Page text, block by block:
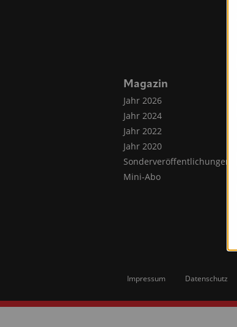
Magazin
Jahr 2026
Jahr 2024
Jahr 2022
Jahr 2020
Sonderveröffentlichungen
Mini-Abo
Impressum Datenschutz